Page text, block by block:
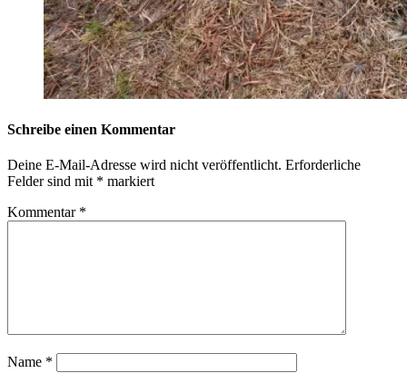
Schreibe einen Kommentar
Deine E-Mail-Adresse wird nicht veröffentlicht. Erforderliche
Felder sind mit * markiert
Kommentar *
Name *